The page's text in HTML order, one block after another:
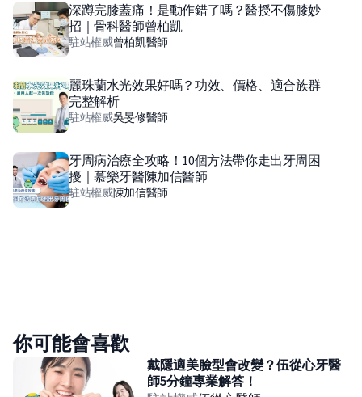
深蹲完膝蓋痛！是動作錯了嗎？醫授不傷膝妙
招｜骨科醫師曾柏凱
駐站權威曾柏凱醫師
麗珠蘭水光效果好嗎？功效、價格、適合族群
完整解析
駐站權威吳旻修醫師
牙周病治療全攻略！10個方法帶你走出牙周困
擾｜慕樂牙醫陳加信醫師
駐站權威陳加信醫師
你可能會喜歡
戴隱適美臉型會改變？伍從心牙醫
師5分鐘專業解答！